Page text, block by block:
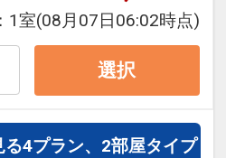
1室(08月07日06:02時点)
選択
る4プラン、2部屋タイプ